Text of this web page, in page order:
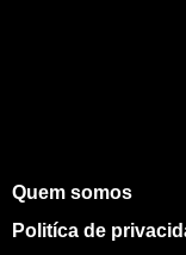
Quem somos
Politíca de